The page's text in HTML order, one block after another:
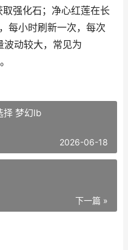
强化石；净心红莲在长
每小时刷新一次，每次
动较大，常见为
择 梦幻lb
2026-06-18
下一篇 »